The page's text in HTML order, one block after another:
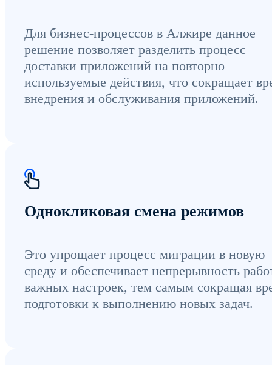
Для бизнес-процессов в Алжире данное
решение позволяет разделить процесс
доставки приложений на повторно
используемые действия, что сокращает
внедрения и обслуживания приложений.
Однокликовая смена режимов
Это упрощает процесс миграции в новую
среду и обеспечивает непрерывность
важных настроек, тем самым сокращая
подготовки к выполнению новых задач.